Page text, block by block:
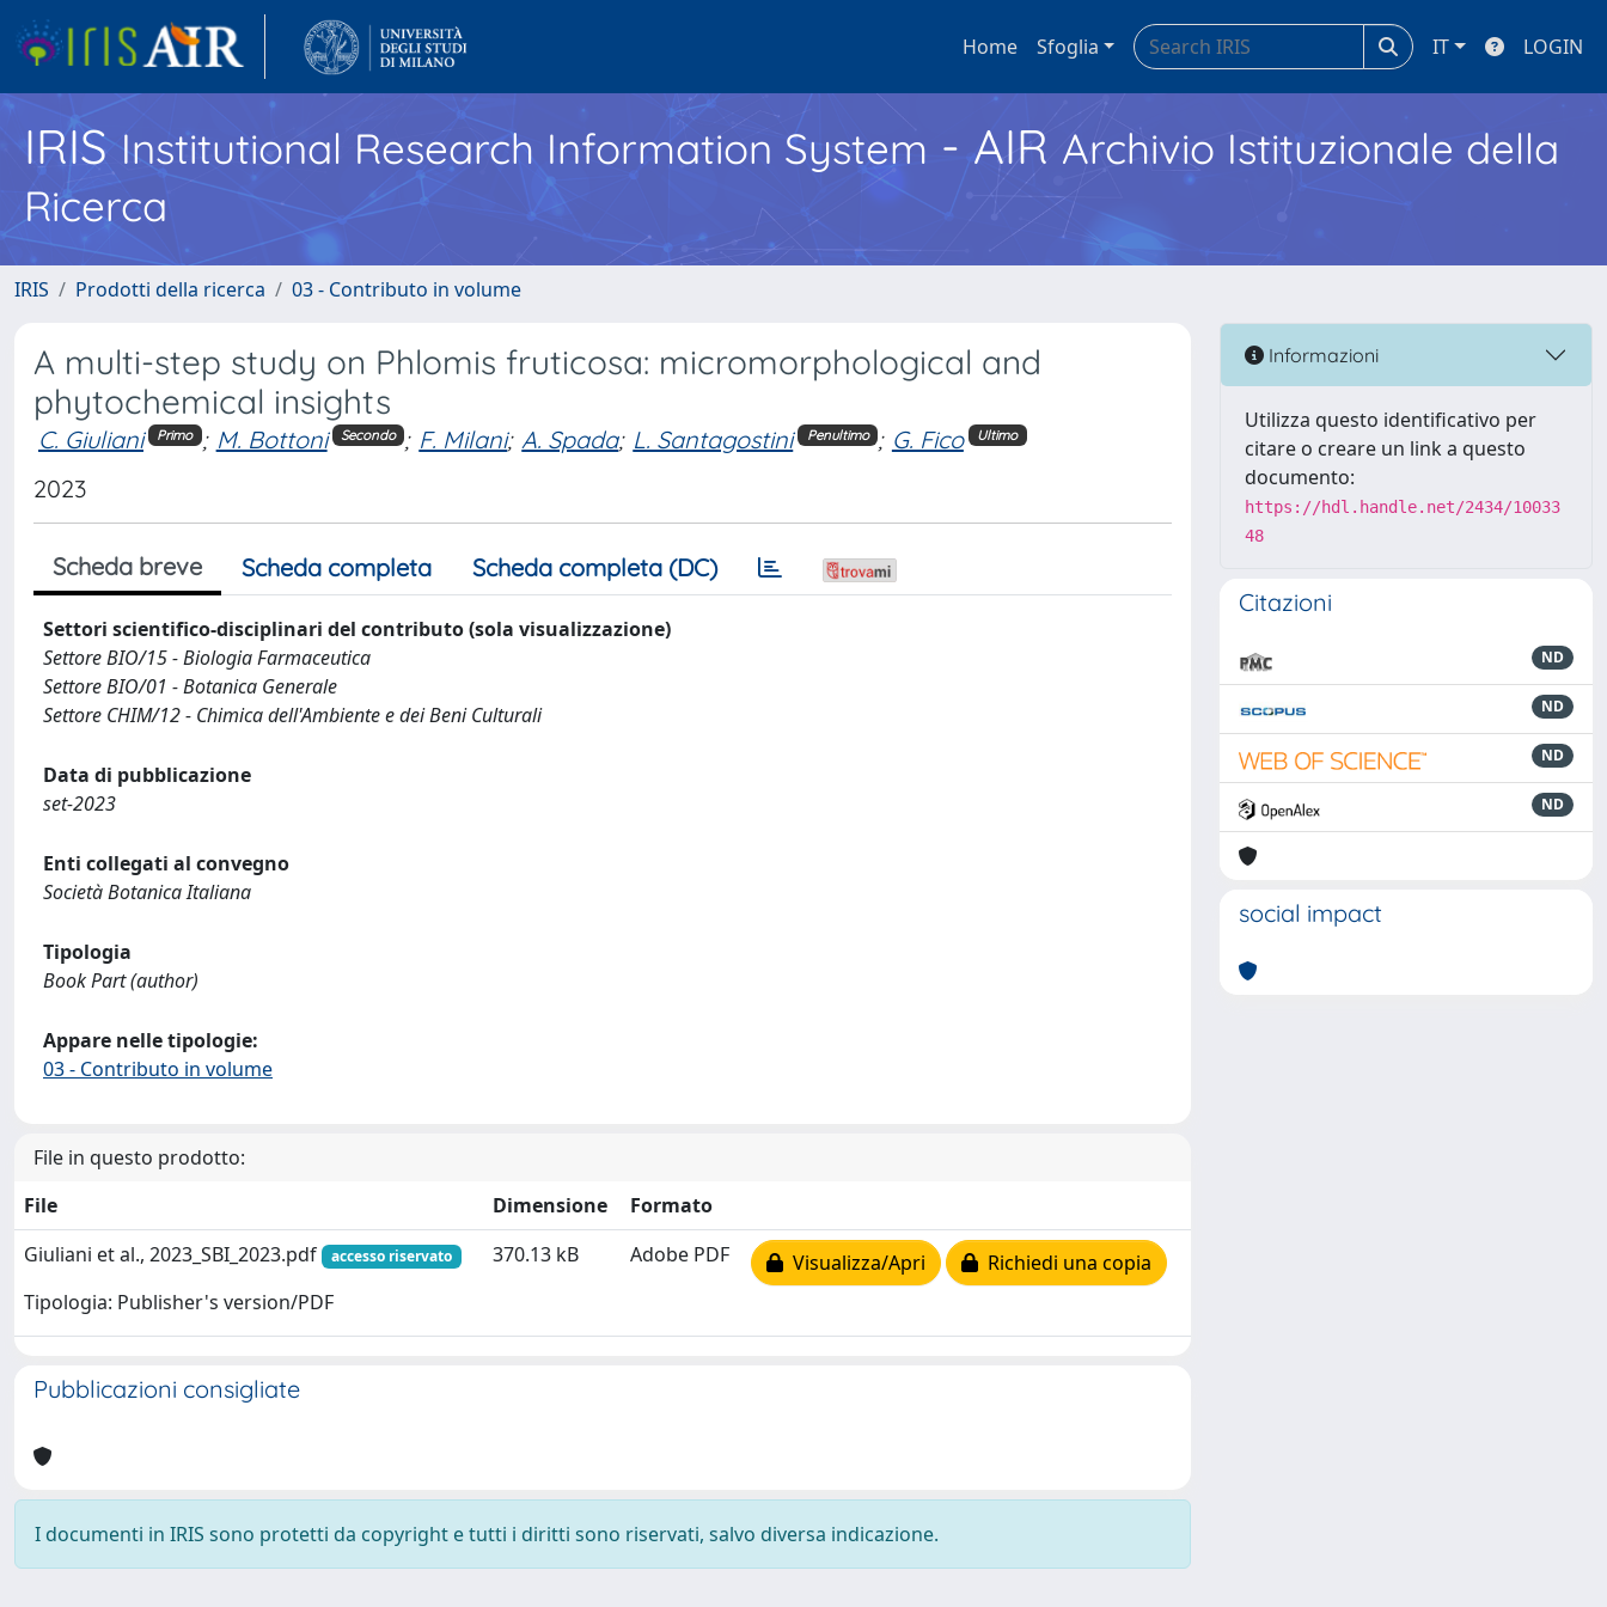
Home Sfoglia IT LOGIN
IRISInstitutional Research Information System - AIR Archivio Istituzionale della
Ricerca
IRIS Prodotti della ricerca 03 - Contributo in volume
A multi-step study on Phlomis fruticosa: micromorphological and
phytochemical insights
C. Giuliani Primo ; M. Bottoni Secondo ; F. Milani; A. Spada; L. Santagostini Penultimo ; G. Fico Ultimo
2023
Scheda breve Scheda completa Scheda completa (DC)
Settori scientifico-disciplinari del contributo (sola visualizzazione)
Settore BIO/15 - Biologia Farmaceutica
Settore BIO/01 - Botanica Generale
Settore CHIM/12 - Chimica dell'Ambiente e dei Beni Culturali
Data di pubblicazione
set-2023
Enti collegati al convegno
Società Botanica Italiana
Tipologia
Book Part (author)
Appare nelle tipologie:
03 - Contributo in volume
File in questo prodotto:
File
Dimensione
Formato
Giuliani et al., 2023_SBI_2023.pdf
accesso riservato
Tipologia: Publisher's version/PDF
370.13 kB Adobe PDF Visualizza/Apri Richiedi una copia
Pubblicazioni consigliate
I documenti in IRIS sono protetti da copyright e tutti i diritti sono riservati, salvo diversa indicazione.
Informazioni
Utilizza questo identificativo per
citare o creare un link a questo
documento:
https://hdl.handle.net/2434/10033
48
Citazioni
ND
ND
ND
ND
social impact